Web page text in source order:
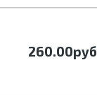
260.00руб